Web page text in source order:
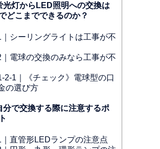
光灯からLED照明への交換は
どこまでできるのか？
｜シーリングライトは工事が不
｜電球の交換のみなら工事が不
2-1｜《チェック》電球型の口
の選び方
分で交換する際に注意するポ
｜直管形LEDランプの注意点